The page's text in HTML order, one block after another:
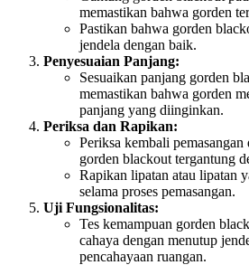
memastikan bahwa gorden
Pastikan bahwa gorden
jendela dengan baik.
Penyesuaian Panjang:
Sesuaikan panjang gorden
memastikan bahwa gorden
panjang yang diinginkan.
Periksa dan Rapikan:
Periksa kembali
gorden blackout tergantung
Rapikan lipatan atau lipatan
selama proses pemasangan.
Uji Fungsionalitas:
Tes kemampuan gorden
cahaya dengan menutup
pencahayaan ruangan.